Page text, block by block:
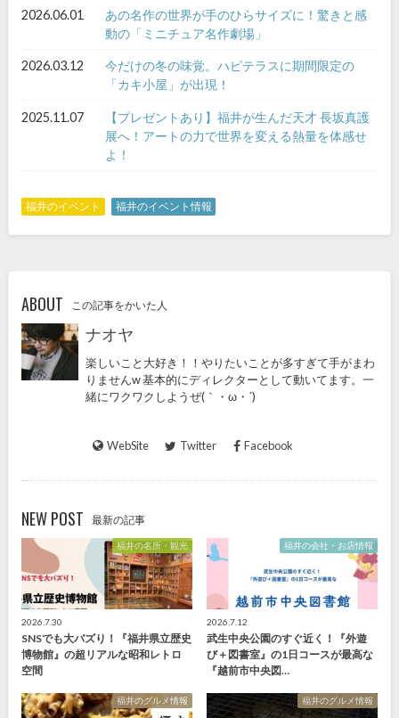
2026.06.01
あの名作の世界が手のひらサイズに！驚きと感
動の「ミニチュア名作劇場」
2026.03.12
今だけの冬の味覚。ハピテラスに期間限定の
「カキ小屋」が出現！
2025.11.07
【プレゼントあり】福井が生んだ天才 長坂真護
展へ！アートの力で世界を変える熱量を体感せ
よ！
福井のイベント 福井のイベント情報
ABOUT この記事をかいた人
ナオヤ
楽しいこと大好き！！やりたいことが多すぎて手がまわ
りませんw 基本的にディレクターとして動いてます。一
緒にワクワクしようぜ(｀・ω・´)
WebSite Twitter Facebook
NEW POST 最新の記事
福井の名所・観光
2026.7.30
SNSでも大バズり！『福井県立歴史
博物館』の超リアルな昭和レトロ
空間
福井の会社・お店情報
2026.7.12
武生中央公園のすぐ近く！『外遊
び＋図書室』の1日コースが最高な
『越前市中央図…
福井のグルメ情報 福井のグルメ情報